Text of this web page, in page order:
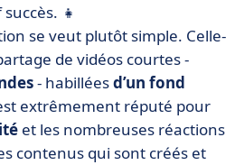
👧
se veut plutôt simple. Celle-
de vidéos courtes -
- habilléesd’un fond
extrêmement réputé pour
et les nombreuses réactions
contenus qui sont créés et